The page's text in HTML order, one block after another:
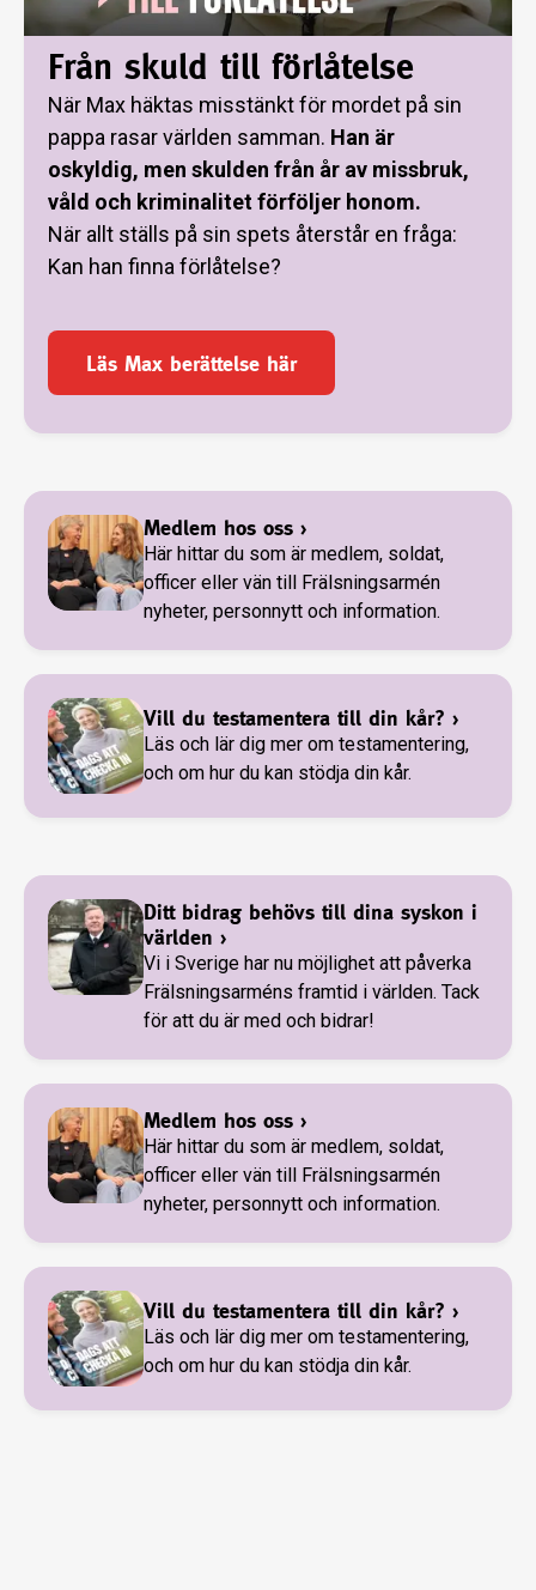
Från skuld till förlåtelse
När Max häktas misstänkt för mordet på sin
pappa rasar världen samman. Han är
oskyldig, men skulden från år av missbruk,
våld och kriminalitet förföljer honom.
När allt ställs på sin spets återstår en fråga:
Kan han finna förlåtelse?
Läs Max berättelse här
Medlem hos oss ›
Här hittar du som är medlem, soldat,
officer eller vän till Frälsningsarmén
nyheter, personnytt och information.
Vill du testamentera till din kår? ›
Läs och lär dig mer om testamentering,
och om hur du kan stödja din kår.
Ditt bidrag behövs till dina syskon i
världen ›
Vi i Sverige har nu möjlighet att påverka
Frälsningsarméns framtid i världen. Tack
för att du är med och bidrar!
Medlem hos oss ›
Här hittar du som är medlem, soldat,
officer eller vän till Frälsningsarmén
nyheter, personnytt och information.
Vill du testamentera till din kår? ›
Läs och lär dig mer om testamentering,
och om hur du kan stödja din kår.